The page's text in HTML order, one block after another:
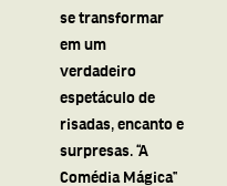
se transformar
em um
verdadeiro
espetáculo de
risadas, encanto e
surpresas. “A
Comédia Mágica”